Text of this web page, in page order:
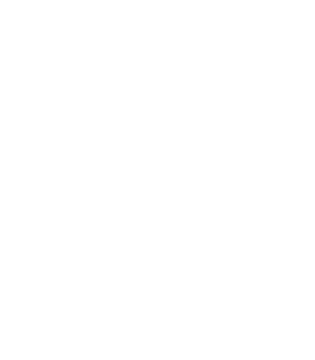
de
de este
de
de uso